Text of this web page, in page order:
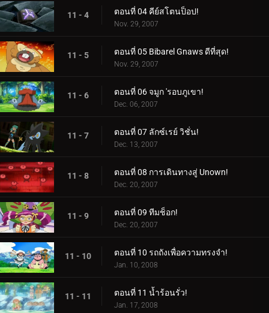
11 - 4 ตอนที่ 04 คีย์สโตนป็อป!
Nov. 29, 2007
11 - 5 ตอนที่ 05 Bibarel Gnaws ดีที่สุด!
Nov. 29, 2007
11 - 6 ตอนที่ 06 จมูก 'รอบภูเขา!
Dec. 06, 2007
11 - 7 ตอนที่ 07 ลักซ์เรย์ วิชั่น!
Dec. 13, 2007
11 - 8 ตอนที่ 08 การเดินทางสู่ Unown!
Dec. 20, 2007
11 - 9 ตอนที่ 09 ทีมช็อก!
Dec. 20, 2007
11 - 10 ตอนที่ 10 รถถังเพื่อความทรงจำ!
Jan. 10, 2008
11 - 11 ตอนที่ 11 น้ำร้อนรั่ว!
Jan. 17, 2008